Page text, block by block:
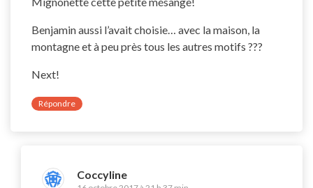
Benjamin aussi l’avait choisie… avec la maison, la
montagne et à peu près tous les autres motifs ???
Next!
Répondre
Coccyline